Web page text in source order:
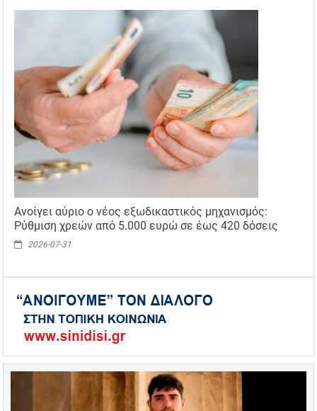
Ανοίγει αύριο ο νέος εξωδικαστικός μηχανισμός:
Ρύθμιση χρεών από 5.000 ευρώ σε έως 420 δόσεις
2026-07-31